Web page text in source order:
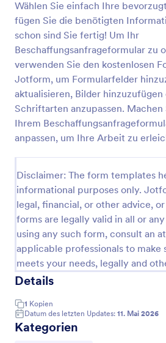
Wählen Sie einfach Ihre
fügen Sie die benötigten
schon sind Sie fertig! Um Ihr
Beschaffungsanfrageformular zu
verwenden Sie den kostenlosen
Jotform, um Formularfelder
aktualisieren, Bilder
Schriftarten anzupassen. Machen
Ihrem
anpassen, um Ihre Arbeit zu
Disclaimer: The form templates
informational purposes only.
legal, financial, or other advice,
forms are legally valid in all or
using any such form, consult an
applicable professionals to make
meets your needs, legally and
Details
1 Kopien
Datum des letzten Updates: 11. Mai 2026
Kategorien
Vorlage: Anfrage Zur
Bei dieser Vorlage: Anfrage zur
handelt es sich um ein
Mietdaten wie Abholort,
zusätzliche Anfragen und
wie Name, E-Mail,
und Widgets können Sie Ihr
erstellen, Ihr Logo, Schriftarten
hinzufügen und es entweder in
einbetten oder als
verwenden.
Mieterselbstauskünfte
Vorlage
Vorschau